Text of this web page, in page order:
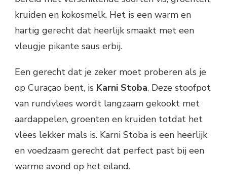
kruiden en kokosmelk. Het is een warm en
hartig gerecht dat heerlijk smaakt met een
vleugje pikante saus erbij.
Een gerecht dat je zeker moet proberen als je
op Curaçao bent, is Karni Stoba. Deze stoofpot
van rundvlees wordt langzaam gekookt met
aardappelen, groenten en kruiden totdat het
vlees lekker mals is. Karni Stoba is een heerlijk
en voedzaam gerecht dat perfect past bij een
warme avond op het eiland.